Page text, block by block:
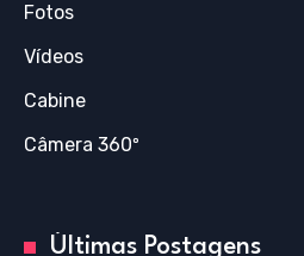
Fotos
Vídeos
Cabine
Câmera 360º
Últimas Postagens